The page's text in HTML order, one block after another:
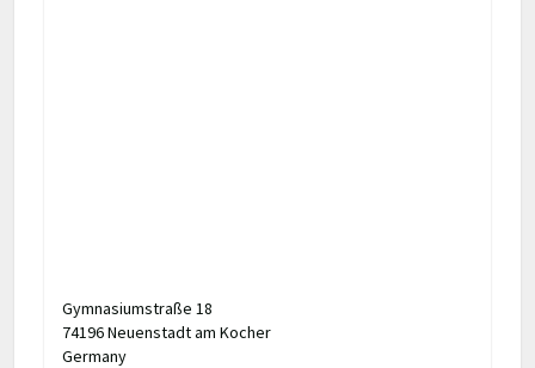
Gymnasiumstraße 18
74196 Neuenstadt am Kocher
Germany